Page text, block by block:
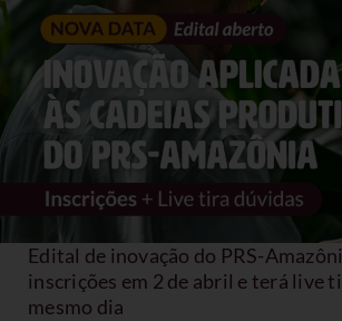
Edital de inovação do PRS-
inscrições em 2 de abril e terá live
mesmo dia